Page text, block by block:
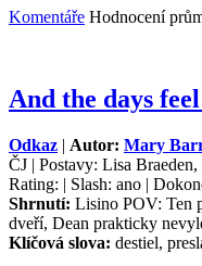
Komentáře Hodnocení
And the days
Odkaz | Autor: Mary
ČJ | Postavy: Lisa
Rating: | Slash: ano |
Shrnutí: Lisino POV: Ten
dveří, Dean prakticky
Klíčová slova: destiel,